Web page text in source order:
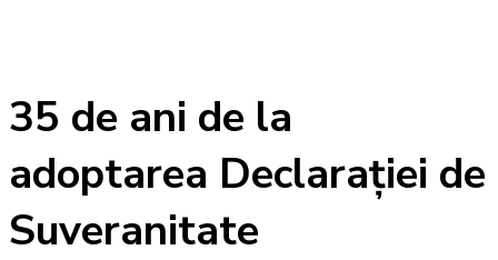
35 de ani de la
adoptarea Declarației de
Suveranitate